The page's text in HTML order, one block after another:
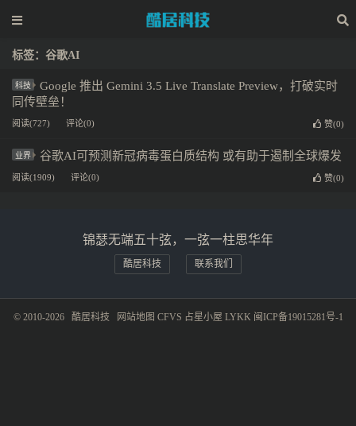
标签：谷歌AI
科技
Google 推出 Gemini 3.5 Live Translate Preview，打破实时
同传壁垒！
阅读(727) 评论(0) 赞(0)
业界 谷歌AI可预测新冠病毒蛋白质结构 或有助于遏制全球爆发
阅读(1909) 评论(0) 赞(0)
锦瑟无端五十弦，一弦一柱思华年
酷居科技 联系我们
© 2010-2026 酷居科技 网站地图 CFVS 占星小屋 LYKK 闽ICP备19015281号-1